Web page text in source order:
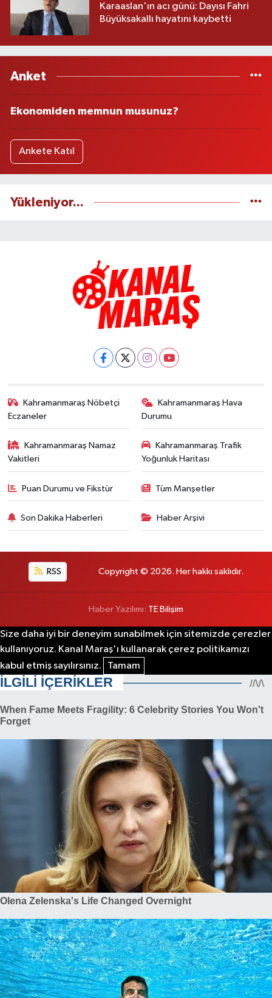
Karaaslan'ın acı günü: Dayısı Fahri
Büyüksakallı hayatını kaybetti
Anket
Ekonomiden memnun musunuz?
Ankete Katıl
Yükleniyor...
Kahramanmaraş Nöbetçi
Eczaneler
Kahramanmaraş Hava
Durumu
Kahramanmaraş Namaz
Vakitleri
Kahramanmaraş Trafik
Yoğunluk Haritası
Puan Durumu ve Fikstür Tüm Manşetler
Son Dakika Haberleri Haber Arşivi
RSS Copyright © 2026. Her hakkı saklıdır.
Haber Yazılımı: TE Bilişim
Size daha iyi bir deneyim sunabilmek için sitemizde çerezler
kullanıyoruz. Kanal Maraş'ı kullanarak çerez politikamızı
kabul etmiş sayılırsınız.
Tamam